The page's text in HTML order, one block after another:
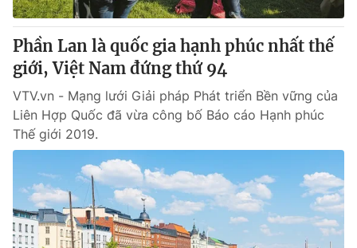
Phần Lan là quốc gia hạnh phúc nhất thế
giới, Việt Nam đứng thứ 94
VTV.vn - Mạng lưới Giải pháp Phát triển Bền vững của
Liên Hợp Quốc đã vừa công bố Báo cáo Hạnh phúc
Thế giới 2019.